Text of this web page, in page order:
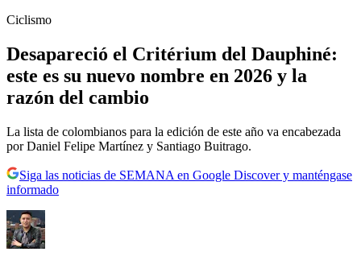
Ciclismo
Desapareció el Critérium del Dauphiné:
este es su nuevo nombre en 2026 y la
razón del cambio
La lista de colombianos para la edición de este año va encabezada
por Daniel Felipe Martínez y Santiago Buitrago.
Siga las noticias de SEMANA en Google Discover y manténgase
informado